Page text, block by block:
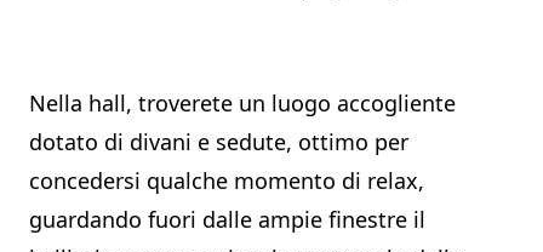
Nella hall, troverete un luogo accogliente
dotato di divani e sedute, ottimo per
concedersi qualche momento di relax,
guardando fuori dalle ampie finestre il